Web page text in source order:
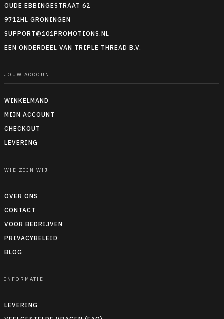
OUDE EBBINGESTRAAT 62
9712HL GRONINGEN
SUPPORT@101PROMOTIONS.NL
EEN ONDERDEEL VAN TRIPLE THREAD B.V.
JOUW ACCOUNT
WINKELMAND
MIJN ACCOUNT
CHECKOUT
LEVERING
WIE ZIJN WIJ
OVER ONS
CONTACT
VOOR BEDRIJVEN
PRIVACYBELEID
BLOG
INFORMATIE
LEVERING